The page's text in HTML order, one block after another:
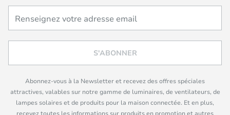
S'ABONNER
Abonnez-vous à la Newsletter et recevez des offres spéciales
attractives, valables sur notre gamme de luminaires, de ventilateurs, de
lampes solaires et de produits pour la maison connectée. Et en plus,
recevez toutes les informations sur produits en promotion et autres